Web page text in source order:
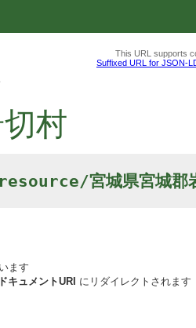
This URL supports
Suffixed URL for JSON-
村
宮城県宮城郡
ます
ドキュメントURI にリダイレクトされます